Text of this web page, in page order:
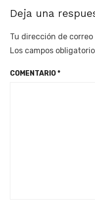
Deja una
Tu dirección de
Los campos
COMENTARIO*